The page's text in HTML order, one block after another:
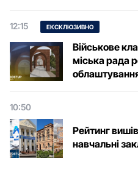
12:15 ЕКСКЛЮЗИВНО
Військове
міська рада
10:50
Рейтинг
навчальні